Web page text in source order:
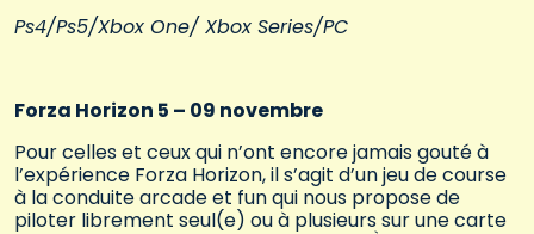
Ps4/Ps5/Xbox One/ Xbox Series/PC
Forza Horizon 5 – 09 novembre
Pour celles et ceux qui n’ont encore jamais gouté à
l’expérience Forza Horizon, il s’agit d’un jeu de course
à la conduite arcade et fun qui nous propose de
piloter librement seul(e) ou à plusieurs sur une carte